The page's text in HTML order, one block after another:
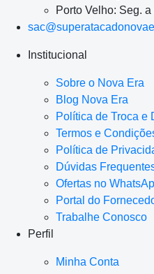
Porto Velho: Seg.
Institucional
Sobre o Nova Era
Blog Nova Era
Política de Troca e
Termos e
Política de
Dúvidas
Ofertas no
Portal do
Trabalhe Conosco
Perfil
Minha Conta